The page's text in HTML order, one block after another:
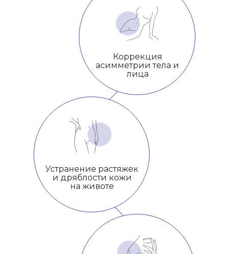
Коррекция
асимметрии тела и
лица
Устранение растяжек
и дряблости кожи
на животе